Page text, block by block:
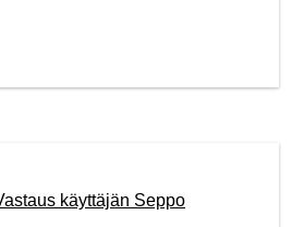
käyttäjän Seppo